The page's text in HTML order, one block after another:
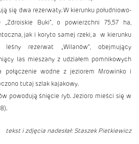
się dwa rezerwaty. W kierunku południowo-
Buki”, o powierzchni 75,57 ha,
jak i koryto samej rzeki, a w kierunku
rezerwat „Wilanów”, obejmujący
las mieszany z udziałem pomnikowych
połączenie wodne z jeziorem Mrowinko i
tutaj szlak kajakowy.
powodują śnięcie ryb. Jezioro mieści się w
tekst i zdjęcia nadesłał: Staszek Pietkiewicz